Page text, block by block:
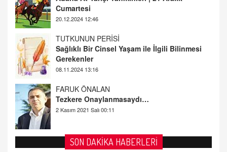
TUTKUNUN PERİSİ
Sağlıklı Bir Cinsel Yaşam ile İlgili Bilinmesi
08.11.2024 13:16
FARUK ÖNALAN
Tezkere Onaylanmasaydı…
AV. DOĞAN CAN DOĞAN
15.09.2025 16:17
SON DAKİKA HABERLERİ